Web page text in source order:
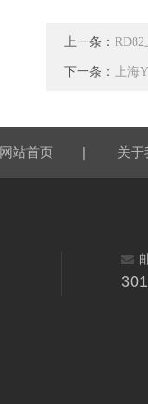
上一条：
下一条： 上海
网站首页 | 关于